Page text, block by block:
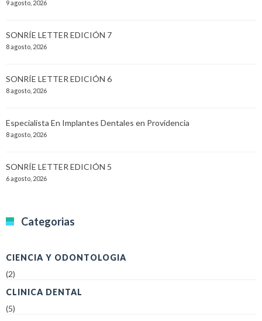
9 agosto, 2026
SONRÍE LETTER EDICIÓN 7
8 agosto, 2026
SONRÍE LETTER EDICIÓN 6
8 agosto, 2026
Especialista En Implantes Dentales en Providencia
8 agosto, 2026
SONRÍE LETTER EDICIÓN 5
6 agosto, 2026
Categorias
CIENCIA Y ODONTOLOGIA
(2)
CLINICA DENTAL
(5)